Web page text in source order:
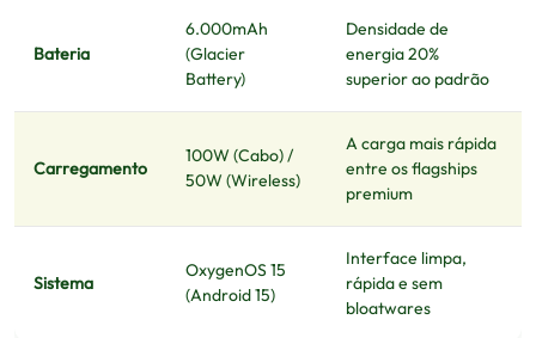
Bateria
6.000mAh
(Glacier
Battery)
Densidade de
energia 20%
superior ao padrão
Carregamento
100W (Cabo) /
50W (Wireless)
A carga mais rápida
entre os flagships
premium
Sistema
OxygenOS 15
(Android 15)
Interface limpa,
rápida e sem
bloatwares